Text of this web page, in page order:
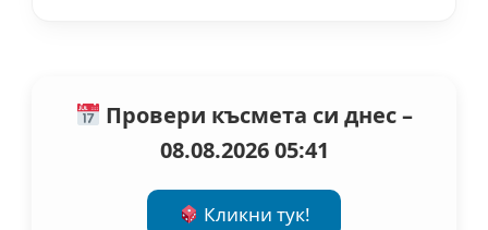
Провери късмета си днес –
08.08.2026 05:41
Кликни тук!